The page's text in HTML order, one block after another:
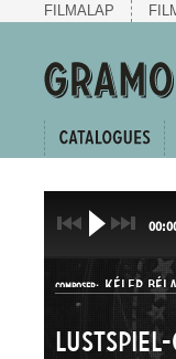
FILMALAP
COMPOSER: KÉLER BÉLA